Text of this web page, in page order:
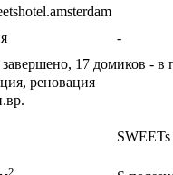
-
17 домиков - в
реновация
2